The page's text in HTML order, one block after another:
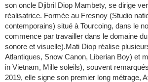
son oncle Djibril Diop Mambety, se dirige
réalisatrice. Formée au Fresnoy (Studio
contemporains) situé à Tourcoing, dans le
commence par travailler dans le domaine
sonore et visuelle).Mati Diop réalise
Atlantiques, Snow Canon, Liberian Boy) et
in Vietnam, Mille soleils), souvent
2019, elle signe son premier long métrage,